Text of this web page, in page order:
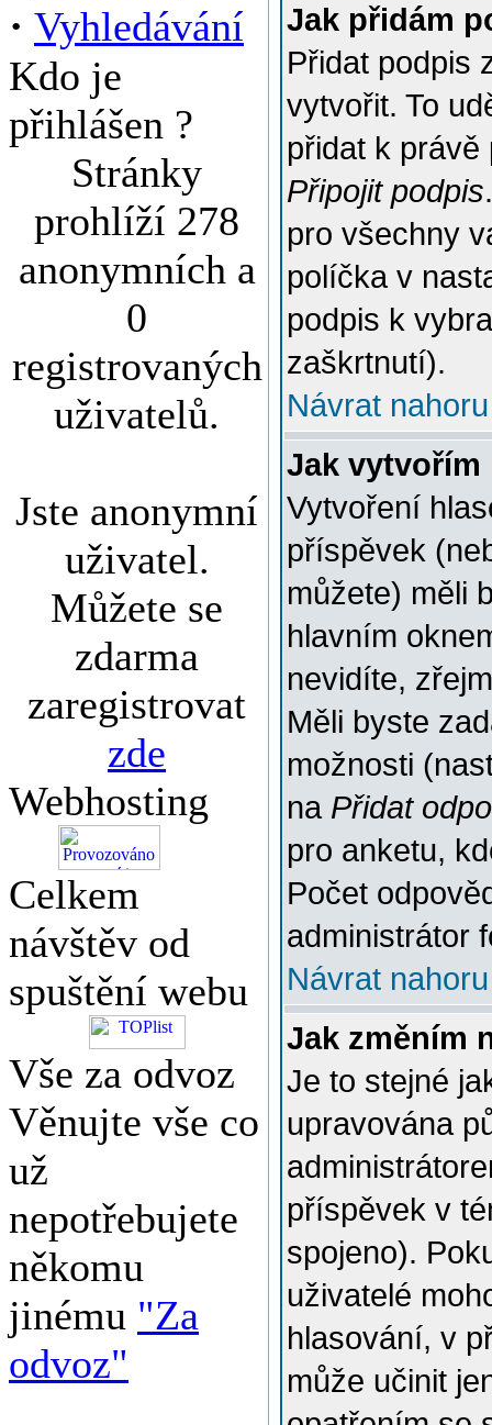
· Vyhledávání
Kdo je
přihlášen ?
Stránky
prohlíží 278
anonymních a
0
registrovaných
uživatelů.
Jste anonymní
uživatel.
Můžete se
zdarma
zaregistrovat
zde
Webhosting
Celkem
návštěv od
spuštění webu
Vše za odvoz
Věnujte vše co
už
nepotřebujete
někomu
jinému "Za
odvoz"
Jak přidám
Přidat podpis
vytvořit. To
přidat k
Připojit podpis
pro všechny
políčka v
podpis k
zaškrtnutí).
Návrat nahoru
Jak vytvořím
Vytvoření
příspěvek
můžete) měli
hlavním
nevidíte,
Měli byste
možnosti
na Přidat
pro anketu,
Počet
administrátor
Návrat nahoru
Jak změním
Je to stejné
upravována
příspěvek v
spojeno).
uživatelé
hlasování, v
může učinit